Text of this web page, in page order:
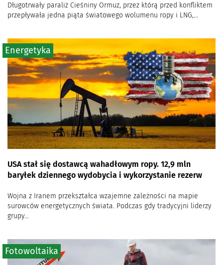
Długotrwały paraliż Cieśniny Ormuz, przez którą przed konfliktem
przepływała jedna piąta światowego wolumenu ropy i LNG,...
USA stał się dostawcą wahadłowym ropy. 12,9 mln
baryłek dziennego wydobycia i wykorzystanie rezerw
Wojna z Iranem przekształca wzajemne zależności na mapie
surowców energetycznych świata. Podczas gdy tradycyjni liderzy
grupy...
Energetyka
Fotowoltaika